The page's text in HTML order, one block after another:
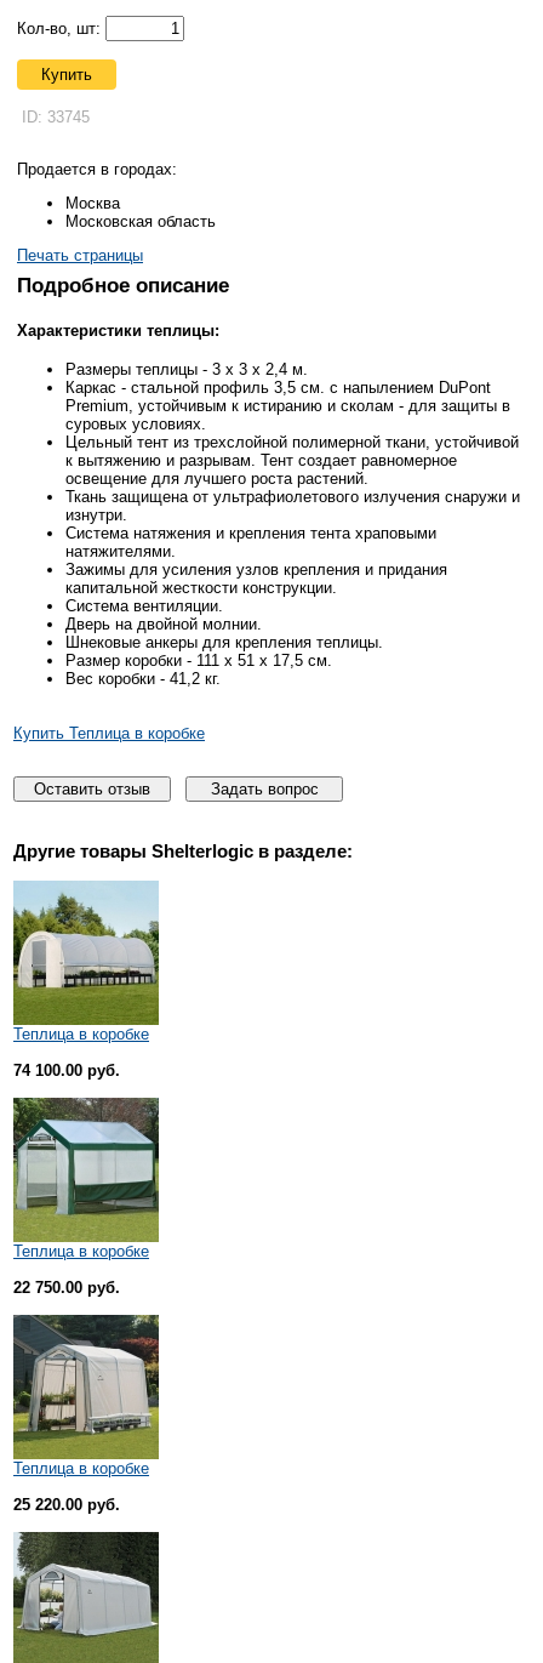
Кол-во, шт:
Купить
ID: 33745
Продается в городах:
Москва
Московская область
Печать страницы
Подробное описание
Характеристики теплицы:
Размеры теплицы - 3 x 3 x 2,4 м.
Каркас - стальной профиль 3,5 см. с напылением DuPont
Premium, устойчивым к истиранию и сколам - для защиты в
суровых условиях.
Цельный тент из трехслойной полимерной ткани, устойчивой
к вытяжению и разрывам. Тент создает равномерное
освещение для лучшего роста растений.
Ткань защищена от ультрафиолетового излучения снаружи и
изнутри.
Система натяжения и крепления тента храповыми
натяжителями.
Зажимы для усиления узлов крепления и придания
капитальной жесткости конструкции.
Система вентиляции.
Дверь на двойной молнии.
Шнековые анкеры для крепления теплицы.
Размер коробки - 111 х 51 х 17,5 см.
Вес коробки - 41,2 кг.
Купить Теплица в коробке
Оставить отзыв Задать вопрос
Другие товары Shelterlogic в разделе:
Теплица в коробке
74 100.00 руб.
Теплица в коробке
22 750.00 руб.
Теплица в коробке
25 220.00 руб.